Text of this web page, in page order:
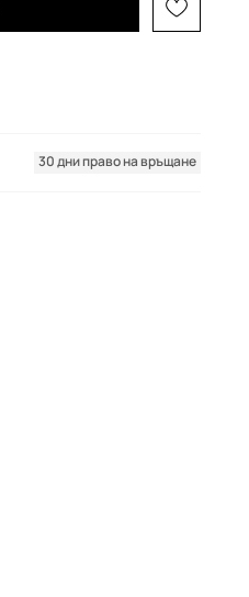
30 дни право на връщане